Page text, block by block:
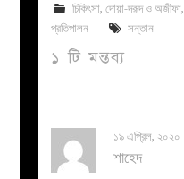
চিকিৎসা, দোয়া-দরূদ ও অজীফা,
প্রতিপালন
সন্তান
১ টি মন্তব্য
১৯ এপ্রিল, ২০২০
শাহেদ